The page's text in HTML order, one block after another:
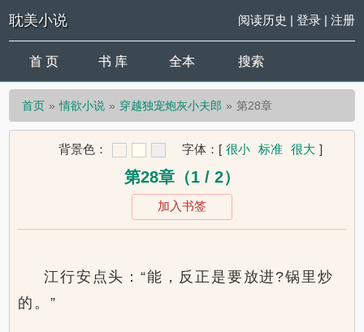
耽美小说 阅读历史 | 登录| 注册
首 页 书 库 全本 搜索
首页 情欲小说 穿越独宠炮灰小夫郎 第28章
背景色： 字体： [ 很小 标准 很大 ]
第28章（1 / 2）
加入书签
江行安点头：“能，反正是要放进?锅里炒
的。”